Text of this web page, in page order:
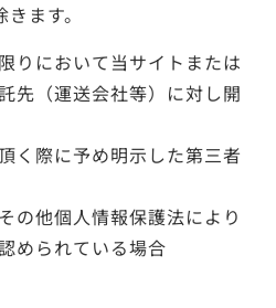
ます。
りにおいて当サイトまたは
先（運送会社等）に対し開
く際に予め明示した第三者
の他個人情報保護法により
められている場合